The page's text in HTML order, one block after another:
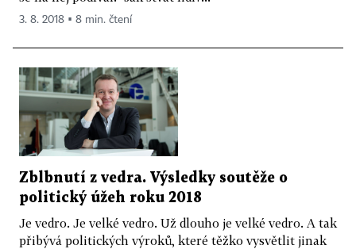
3. 8. 2018 ▪ 8 min. čtení
Zblbnutí z vedra. Výsledky soutěže o
politický úžeh roku 2018
Je vedro. Je velké vedro. Už dlouho je velké vedro. A tak
přibývá politických výroků, které těžko vysvětlit jinak